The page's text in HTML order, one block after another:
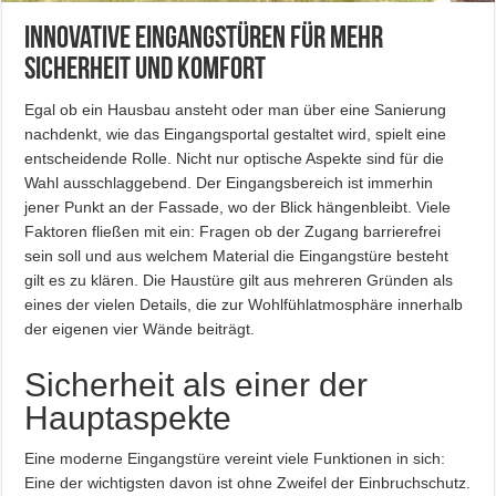
Innovative Eingangstüren für mehr
Sicherheit und Komfort
Egal ob ein Hausbau ansteht oder man über eine Sanierung
nachdenkt, wie das Eingangsportal gestaltet wird, spielt eine
entscheidende Rolle. Nicht nur optische Aspekte sind für die
Wahl ausschlaggebend. Der Eingangsbereich ist immerhin
jener Punkt an der Fassade, wo der Blick hängenbleibt. Viele
Faktoren fließen mit ein: Fragen ob der Zugang barrierefrei
sein soll und aus welchem Material die Eingangstüre besteht
gilt es zu klären. Die Haustüre gilt aus mehreren Gründen als
eines der vielen Details, die zur Wohlfühlatmosphäre innerhalb
der eigenen vier Wände beiträgt.
Sicherheit als einer der
Hauptaspekte
Eine moderne Eingangstüre vereint viele Funktionen in sich:
Eine der wichtigsten davon ist ohne Zweifel der Einbruchschutz.